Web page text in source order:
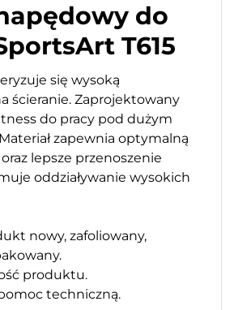
do
T615
się wysoką
ścieranie. Zaprojektowany
do pracy pod dużym
zapewnia optymalną
lepsze przenoszenie
oddziaływanie wysokich
nowy, zafoliowany,
produktu.
techniczną.